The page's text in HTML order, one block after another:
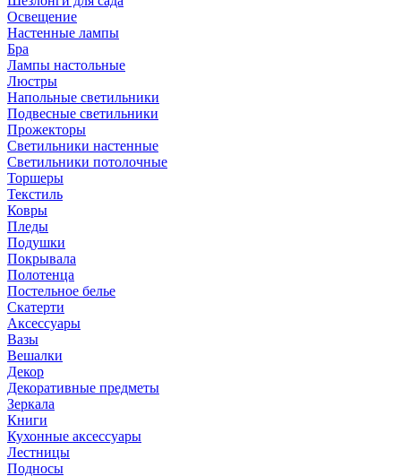
Освещение
Hастенные лампы
Бра
Лампы настольные
Люстры
Напольные светильники
Подвесные светильники
Прожекторы
Светильники настенные
Светильники потолочные
Торшеры
Текстиль
Ковры
Пледы
Подушки
Покрывала
Полотенца
Постельное белье
Скатерти
Аксессуары
Вазы
Вешалки
Декор
Декоративные предметы
Зеркала
Книги
Кухонные аксессуары
Лестницы
Подносы